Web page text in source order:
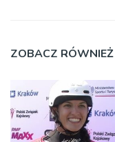
ZOBACZ RÓWNIEŻ